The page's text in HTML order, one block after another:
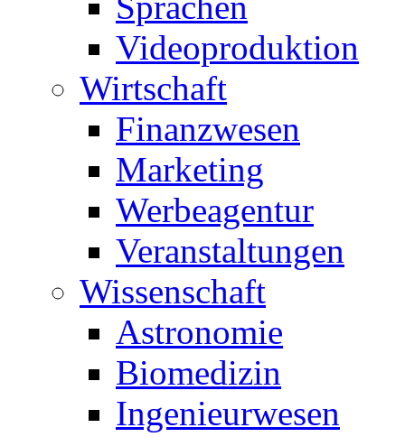
Videoproduktion
Wirtschaft
Finanzwesen
Marketing
Werbeagentur
Veranstaltungen
Wissenschaft
Astronomie
Biomedizin
Ingenieurwesen